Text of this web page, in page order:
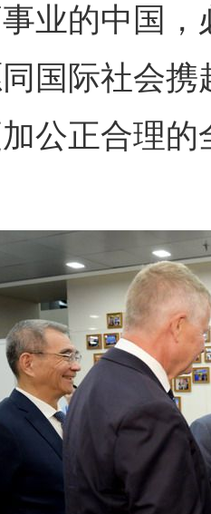
业的中国
国际社会
公正合理